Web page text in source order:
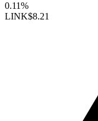
0.11%
LINK$8.21